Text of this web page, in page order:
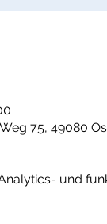
75, 49080
und